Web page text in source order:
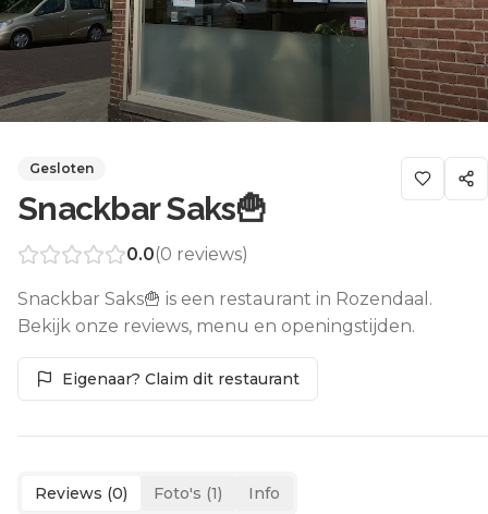
Gesloten
Snackbar Saks🍟
0.0(0 reviews)
Snackbar Saks🍟 is een restaurant in Rozendaal.
Bekijk onze reviews, menu en openingstijden.
Eigenaar? Claim dit restaurant
Reviews (0) Foto's (1) Info